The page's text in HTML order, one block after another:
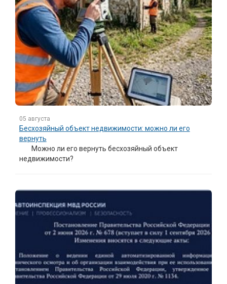
05 августа
Бесхозяйный объект недвижимости: можно ли его
вернуть
Можно ли его вернуть бесхозяйный объект
недвижимости?